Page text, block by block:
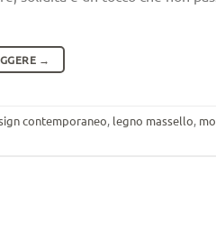
→
contemporaneo, legno massello,